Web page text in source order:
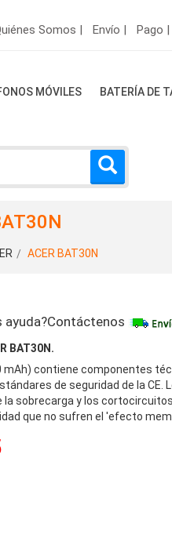
Somos | Envío | Pago |
MÓVILES BATERÍA DE
ACER BAT30N
ayuda?Contáctenos
BAT30N.
mAh) contiene componentes
de seguridad de la CE.
sobrecarga y los
que no sufren el 'efecto